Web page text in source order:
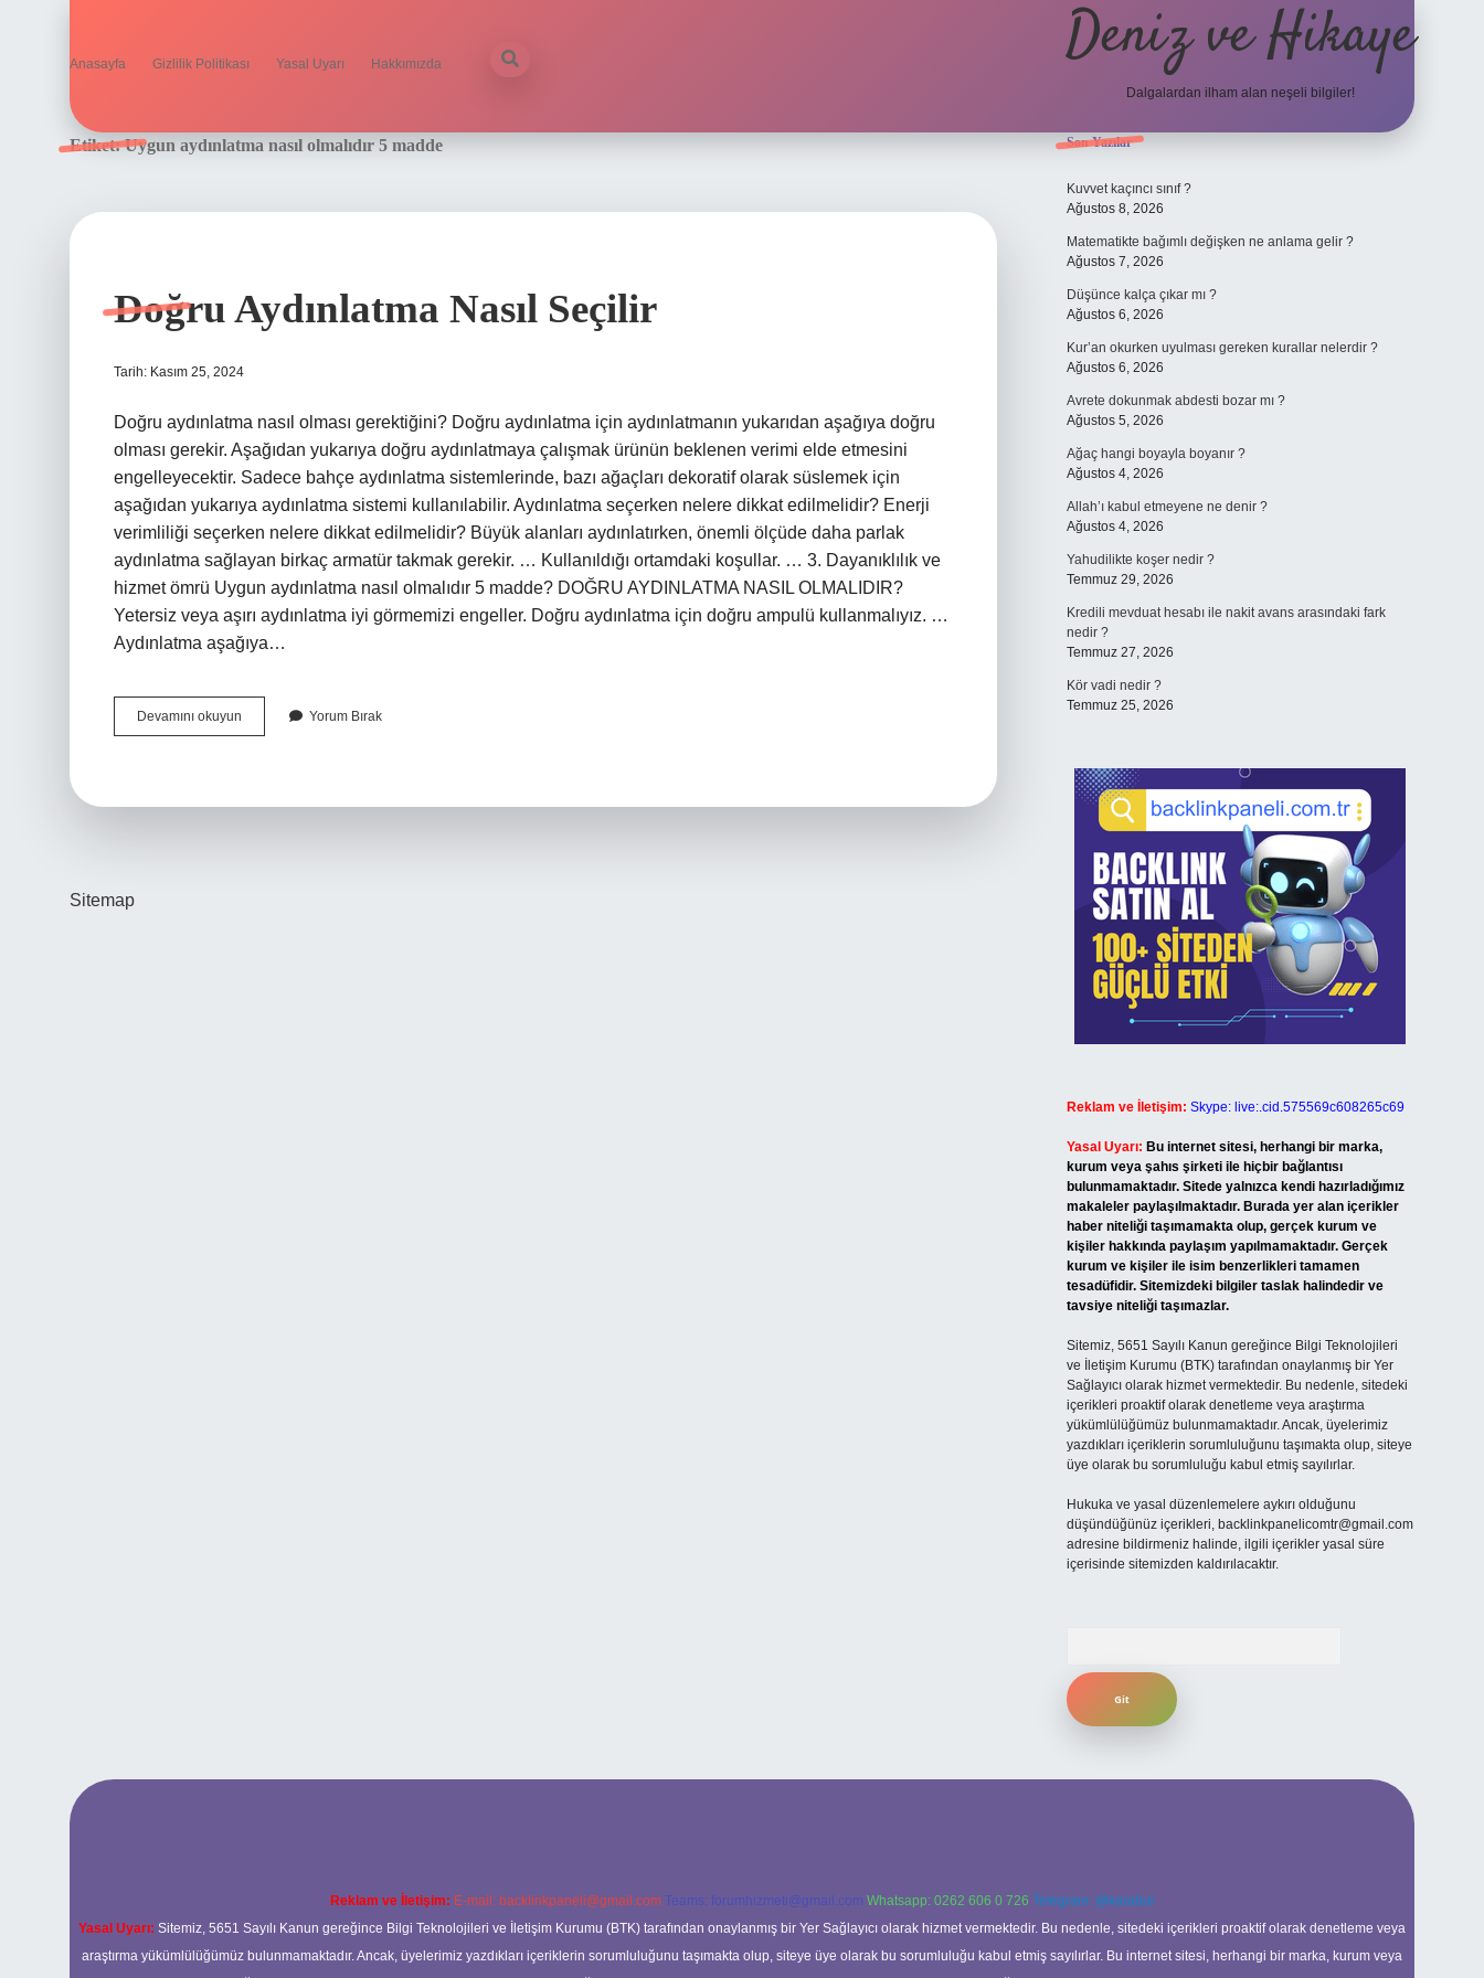
Anasayfa Gizlilik Politikası Yasal Uyarı Hakkımızda Deniz ve Hikaye
Dalgalardan ilham alan neşeli bilgiler!
Etiket:Uygun aydınlatma nasıl olmalıdır 5 madde
Doğru Aydınlatma Nasıl Seçilir
Tarih: Kasım 25, 2024
Doğru aydınlatma nasıl olması gerektiğini? Doğru aydınlatma için aydınlatmanın yukarıdan aşağıya doğru
olması gerekir. Aşağıdan yukarıya doğru aydınlatmaya çalışmak ürünün beklenen verimi elde etmesini
engelleyecektir. Sadece bahçe aydınlatma sistemlerinde, bazı ağaçları dekoratif olarak süslemek için
aşağıdan yukarıya aydınlatma sistemi kullanılabilir. Aydınlatma seçerken nelere dikkat edilmelidir? Enerji
verimliliği seçerken nelere dikkat edilmelidir? Büyük alanları aydınlatırken, önemli ölçüde daha parlak
aydınlatma sağlayan birkaç armatür takmak gerekir. … Kullanıldığı ortamdaki koşullar. … 3. Dayanıklılık ve
hizmet ömrü Uygun aydınlatma nasıl olmalıdır 5 madde? DOĞRU AYDINLATMA NASIL OLMALIDIR?
Yetersiz veya aşırı aydınlatma iyi görmemizi engeller. Doğru aydınlatma için doğru ampulü kullanmalıyız. …
Aydınlatma aşağıya…
Devamını okuyun
Aydınlatma
Yorum Bırak
Sitemap
Sidebar
Son Yazılar
Kuvvet kaçıncı sınıf ?
Ağustos 8, 2026
Matematikte bağımlı değişken ne anlama gelir ?
Ağustos 7, 2026
Düşünce kalça çıkar mı ?
Ağustos 6, 2026
Kur’an okurken uyulması gereken kurallar nelerdir ?
Ağustos 6, 2026
Avrete dokunmak abdesti bozar mı ?
Ağustos 5, 2026
Ağaç hangi boyayla boyanır ?
Ağustos 4, 2026
Allah’ı kabul etmeyene ne denir ?
Ağustos 4, 2026
Yahudilikte koşer nedir ?
Temmuz 29, 2026
Kredili mevduat hesabı ile nakit avans arasındaki fark
nedir ?
Temmuz 27, 2026
Kör vadi nedir ?
Temmuz 25, 2026
Reklam ve İletişim: Skype: live:.cid.575569c608265c69
Yasal Uyarı: Bu internet sitesi, herhangi bir marka,
kurum veya şahıs şirketi ile hiçbir bağlantısı
bulunmamaktadır. Sitede yalnızca kendi hazırladığımız
makaleler paylaşılmaktadır. Burada yer alan içerikler
haber niteliği taşımamakta olup, gerçek kurum ve
kişiler hakkında paylaşım yapılmamaktadır. Gerçek
kurum ve kişiler ile isim benzerlikleri tamamen
tesadüfidir. Sitemizdeki bilgiler taslak halindedir ve
tavsiye niteliği taşımazlar.
Sitemiz, 5651 Sayılı Kanun gereğince Bilgi Teknolojileri
ve İletişim Kurumu (BTK) tarafından onaylanmış bir Yer
Sağlayıcı olarak hizmet vermektedir. Bu nedenle, sitedeki
içerikleri proaktif olarak denetleme veya araştırma
yükümlülüğümüz bulunmamaktadır. Ancak, üyelerimiz
yazdıkları içeriklerin sorumluluğunu taşımakta olup, siteye
üye olarak bu sorumluluğu kabul etmiş sayılırlar.
Hukuka ve yasal düzenlemelere aykırı olduğunu
düşündüğünüz içerikleri, backlinkpanelicomtr@gmail.com
adresine bildirmeniz halinde, ilgili içerikler yasal süre
içerisinde sitemizden kaldırılacaktır.
Reklam ve İletişim: E-mail: backlinkpaneli@gmail.com Teams: forumhizmeti@gmail.com Whatsapp: 0262 606 0 726 Telegram: @karabul
Yasal Uyarı: Sitemiz, 5651 Sayılı Kanun gereğince Bilgi Teknolojileri ve İletişim Kurumu (BTK) tarafından onaylanmış bir Yer Sağlayıcı olarak hizmet vermektedir. Bu nedenle, sitedeki içerikleri proaktif olarak denetleme veya
araştırma yükümlülüğümüz bulunmamaktadır. Ancak, üyelerimiz yazdıkları içeriklerin sorumluluğunu taşımakta olup, siteye üye olarak bu sorumluluğu kabul etmiş sayılırlar. Bu internet sitesi, herhangi bir marka, kurum veya